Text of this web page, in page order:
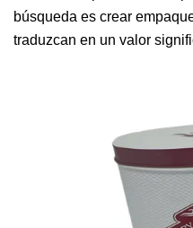
búsqueda es crear
traduzcan en un valor